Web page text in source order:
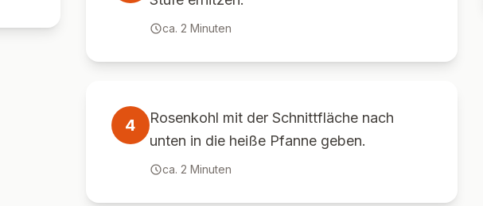
ca. 2 Minuten
4
Rosenkohl mit der Schnittfläche nach
unten in die heiße Pfanne geben.
ca. 2 Minuten